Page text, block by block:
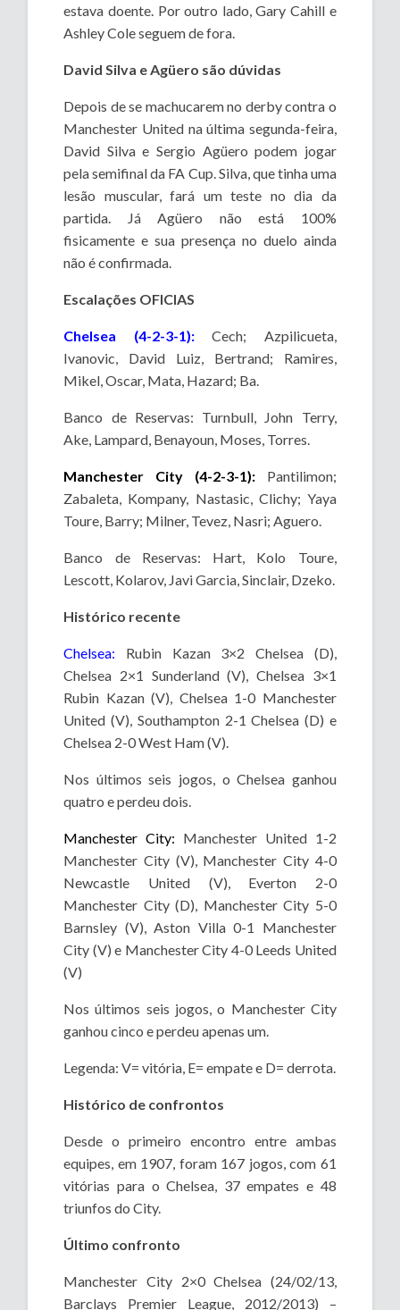
estava doente. Por outro lado, Gary Cahill e
Ashley Cole seguem de fora.
David Silva e Agüero são dúvidas
Depois de se machucarem no derby contra o
Manchester United na última segunda-feira,
David Silva e Sergio Agüero podem jogar
pela semifinal da FA Cup. Silva, que tinha uma
lesão muscular, fará um teste no dia da
partida. Já Agüero não está 100%
fisicamente e sua presença no duelo ainda
não é confirmada.
Escalações OFICIAS
Chelsea (4-2-3-1):
Cech; Azpilicueta,
Ivanovic, David Luiz, Bertrand; Ramires,
Mikel, Oscar, Mata, Hazard; Ba.
Banco de Reservas: Turnbull, John Terry,
Ake, Lampard, Benayoun, Moses, Torres.
Manchester City (4-2-3-1):
Pantilimon;
Zabaleta, Kompany, Nastasic, Clichy; Yaya
Toure, Barry; Milner, Tevez, Nasri; Aguero.
Banco de Reservas: Hart, Kolo Toure,
Lescott, Kolarov, Javi Garcia, Sinclair, Dzeko.
Histórico recente
Chelsea: Rubin Kazan 3×2 Chelsea (D),
Chelsea 2×1 Sunderland (V), Chelsea 3×1
Rubin Kazan (V), Chelsea 1-0 Manchester
United (V), Southampton 2-1 Chelsea (D) e
Chelsea 2-0 West Ham (V).
Nos últimos seis jogos, o Chelsea ganhou
quatro e perdeu dois.
Manchester City: Manchester United 1-2
Manchester City (V), Manchester City 4-0
Newcastle United (V), Everton 2-0
Manchester City (D), Manchester City 5-0
Barnsley (V), Aston Villa 0-1 Manchester
City (V) e Manchester City 4-0 Leeds United
(V)
Nos últimos seis jogos, o Manchester City
ganhou cinco e perdeu apenas um.
Legenda: V= vitória, E= empate e D= derrota.
Histórico de confrontos
Desde o primeiro encontro entre ambas
equipes, em 1907, foram 167 jogos, com 61
vitórias para o Chelsea, 37 empates e 48
triunfos do City.
Último confronto
Manchester City 2×0 Chelsea (24/02/13,
Barclays Premier League, 2012/2013) –